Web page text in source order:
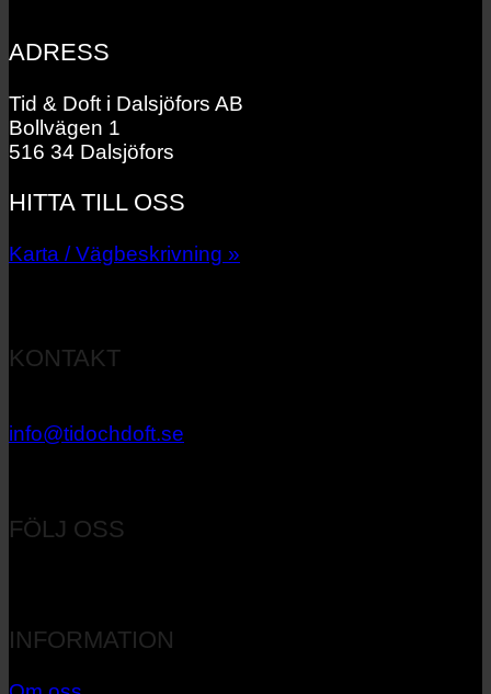
ADRESS
Tid & Doft i Dalsjöfors AB
Bollvägen 1
516 34 Dalsjöfors
HITTA TILL OSS
Karta / Vägbeskrivning »
KONTAKT
info@tidochdoft.se
FÖLJ OSS
INFORMATION